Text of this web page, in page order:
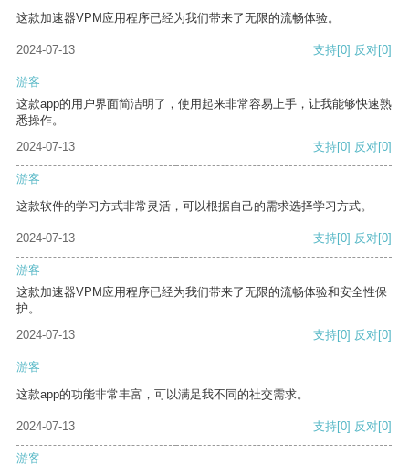
这款加速器VPM应用程序已经为我们带来了无限的流畅体验。
2024-07-13 支持[0] 反对[0]
游客
这款app的用户界面简洁明了，使用起来非常容易上手，让我能够快速熟
悉操作。
2024-07-13
支持[0] 反对[0]
游客
这款软件的学习方式非常灵活，可以根据自己的需求选择学习方式。
2024-07-13 支持[0] 反对[0]
游客
这款加速器VPM应用程序已经为我们带来了无限的流畅体验和安全性保
护。
2024-07-13
支持[0] 反对[0]
游客
这款app的功能非常丰富，可以满足我不同的社交需求。
2024-07-13 支持[0] 反对[0]
游客